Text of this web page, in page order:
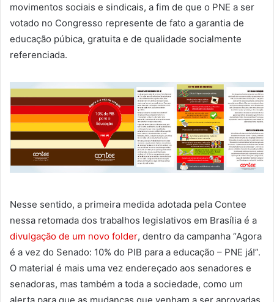
movimentos sociais e sindicais, a fim de que o PNE a ser
votado no Congresso represente de fato a garantia de
educação púbica, gratuita e de qualidade socialmente
referenciada.
Nesse sentido, a primeira medida adotada pela Contee
nessa retomada dos trabalhos legislativos em Brasília é a
divulgação de um novo folder, dentro da campanha “Agora
é a vez do Senado: 10% do PIB para a educação – PNE já!”.
O material é mais uma vez endereçado aos senadores e
senadoras, mas também a toda a sociedade, como um